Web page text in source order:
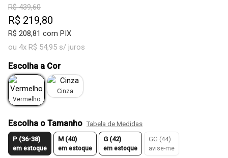
R$ 439,60
R$ 219,80
R$ 208,81 com PIX
ou 4x R$ 54,95 s/ juros
Escolha a Cor
Vermelho
Cinza
Escolha o Tamanho Tabela de Medidas
P (36-38)
em estoque
M (40)
em estoque
G (42)
em estoque
GG (44)
avise-me